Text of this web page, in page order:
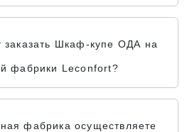
заказать Шкаф-купе ОДА на
фабрики Leconfort?
фабрика осуществляете